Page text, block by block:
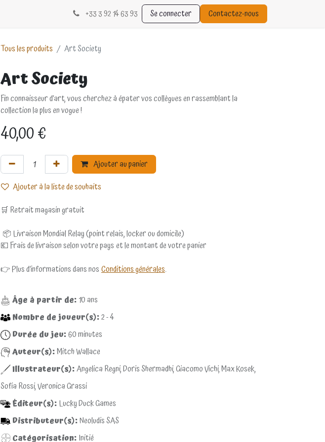
+33 3 92 14 63 93 Se connecter Contactez-nous
Tous les produits Art Society
Art Society
Fin connaisseur d’art, vous cherchez à épater vos collègues en rassemblant la
collection la plus en vogue !
40,00€
Ajouter au panier
Ajouter à la liste de souhaits
🛒 Retrait magasin gratuit
📦 Livraison Mondial Relay (point relais, locker ou domicile)
💶 Frais de livraison selon votre pays et le montant de votre panier
👉 Plus d’informations dans nosConditions générales.
Âge à partir de:10ans
Nombre de joueur(s):2 - 4
Durée du jeu:60minutes
Auteur(s):Mitch Wallace
Illustrateur(s):Angelica Regni, Doris Shermadhi, Giacomo Vichi, Max Kosek,
Sofia Rossi, Veronica Grassi
Éditeur(s):Lucky Duck Games
Distributeur(s):Neoludis SAS
Catégorisation:Initié